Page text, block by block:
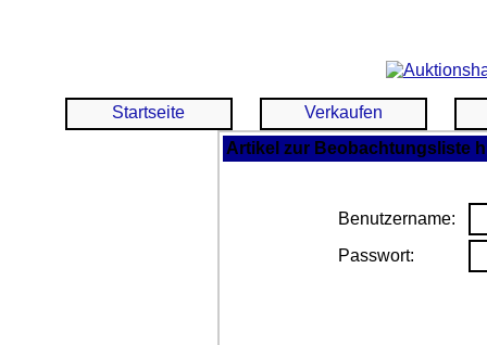
Startseite
Verkaufen
Artikel zur Beobachtungsliste
Benutzername:
Passwort: